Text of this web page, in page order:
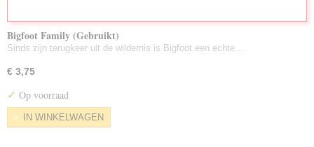
Bigfoot Family (Gebruikt)
Sinds zijn terugkeer uit de wildernis is Bigfoot een echte…
€ 3,75
✓ Op voorraad
IN WINKELWAGEN